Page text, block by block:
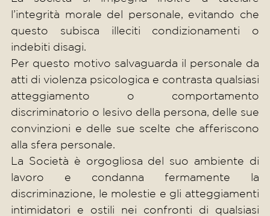
l’integrità morale del personale, evitando che
questo subisca illeciti condizionamenti o
indebiti disagi.
Per questo motivo salvaguarda il personale da
atti di violenza psicologica e contrasta qualsiasi
atteggiamento o comportamento
discriminatorio o lesivo della persona, delle sue
convinzioni e delle sue scelte che afferiscono
alla sfera personale.
La Società è orgogliosa del suo ambiente di
lavoro e condanna fermamente la
discriminazione, le molestie e gli atteggiamenti
intimidatori e ostili nei confronti di qualsiasi